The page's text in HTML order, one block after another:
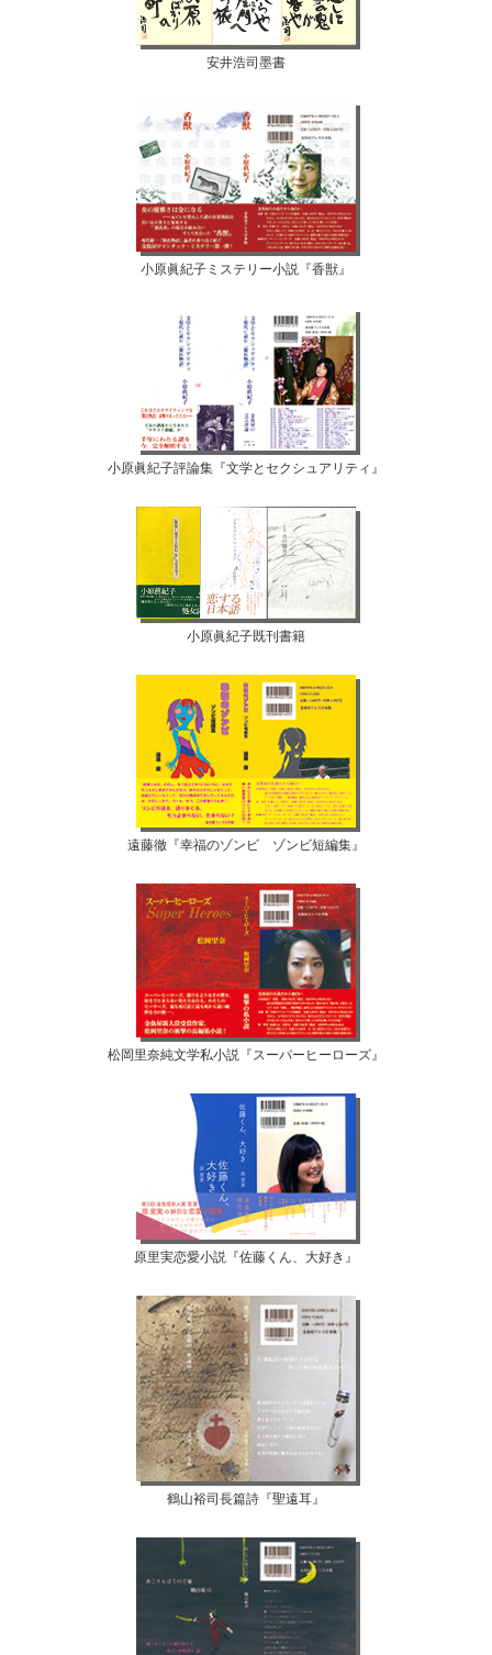
安井浩司墨書
小原眞紀子ミステリー小説『香獣』
小原眞紀子評論集『文学とセクシュアリティ』
小原眞紀子既刊書籍
遠藤徹『幸福のゾンビ ゾンビ短編集』
松岡里奈純文学私小説『スーパーヒーローズ』
原里実恋愛小説『佐藤くん、大好き』
鶴山裕司長篇詩『聖遠耳』